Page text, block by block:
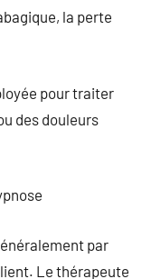
la perte
pour traiter
des douleurs
par
Le thérapeute